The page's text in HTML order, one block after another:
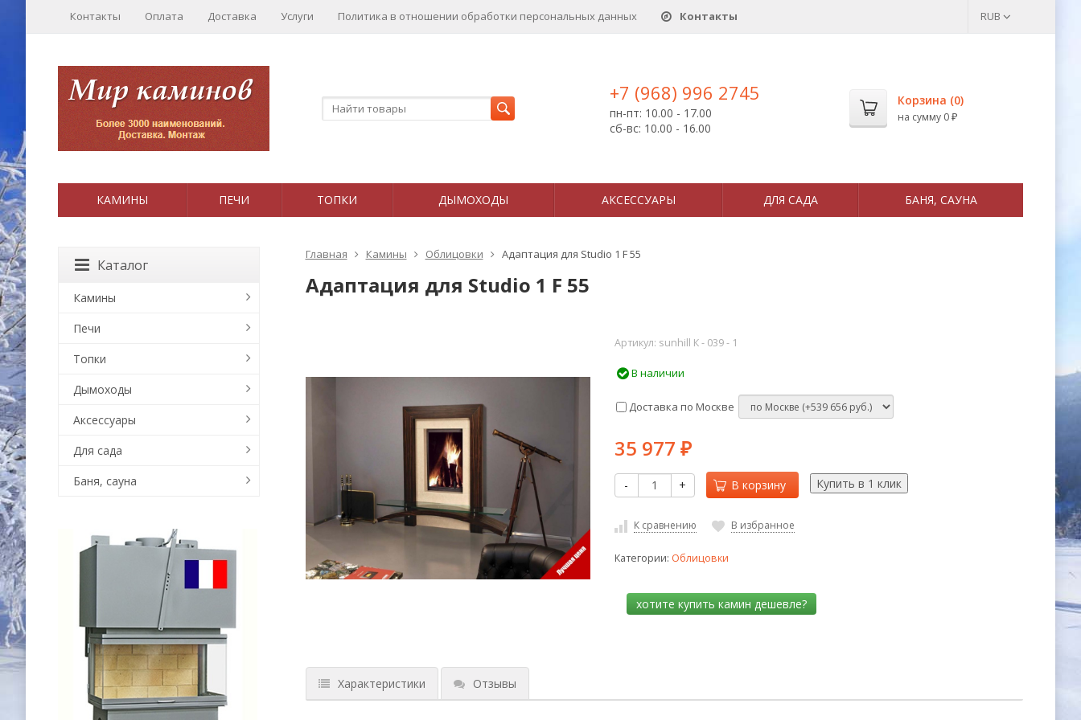
Контакты Оплата Доставка Услуги Политика в отношении обработки персональных данныx Контакты RUB
+7 (968) 996 2745
пн-пт: 10.00 - 17.00
сб-вс: 10.00 - 16.00
Корзина (0)
на сумму 0 ₽
КАМИНЫ ПЕЧИ ТОПКИ ДЫМОХОДЫ АКСЕССУАРЫ ДЛЯ САДА БАНЯ, САУНА
Главная Камины Облицовки Адаптация для Studio 1 F 55
Адаптация для Studio 1 F 55
Артикул: sunhill К - 039 - 1
В наличии
Доставка по Москве
35 977 ₽
- + В корзину
К сравнению В избранное
Категории: Облицовки
Характеристики Отзывы
Каталог
Камины
Печи
Топки
Дымоходы
Аксессуары
Для сада
Баня, сауна